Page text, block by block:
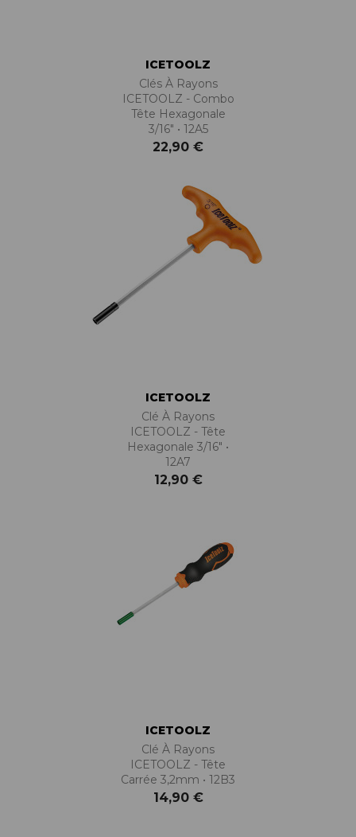
ICETOOLZ
Clés À Rayons
ICETOOLZ - Combo
Tête Hexagonale
3/16" • 12A5
22,90 €
ICETOOLZ
Clé À Rayons
ICETOOLZ - Tête
Hexagonale 3/16" •
12A7
12,90 €
ICETOOLZ
Clé À Rayons
ICETOOLZ - Tête
Carrée 3,2mm • 12B3
14,90 €